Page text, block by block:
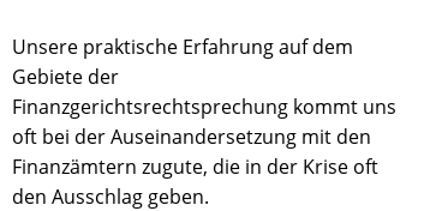
Unsere praktische Erfahrung auf dem
Gebiete der
Finanzgerichtsrechtsprechung kommt uns
oft bei der Auseinandersetzung mit den
Finanzämtern zugute, die in der Krise oft
den Ausschlag geben.